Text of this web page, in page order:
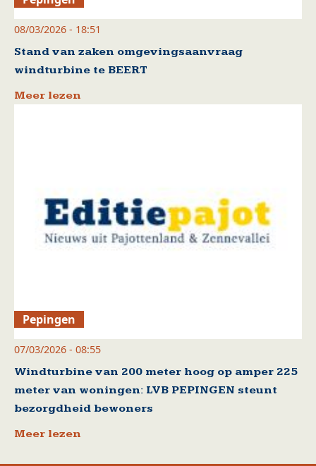
08/03/2026 - 18:51
Stand van zaken omgevingsaanvraag
windturbine te BEERT
Meer lezen
Pepingen
07/03/2026 - 08:55
Windturbine van 200 meter hoog op amper 225
meter van woningen: LVB PEPINGEN steunt
bezorgdheid bewoners
Meer lezen